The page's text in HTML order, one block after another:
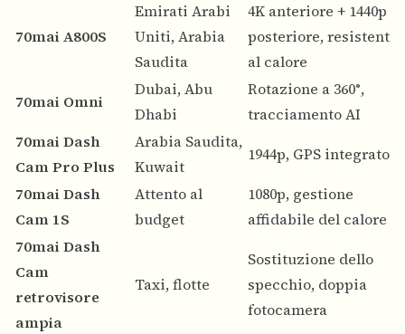
70mai A800S
Emirati Arabi
Uniti, Arabia
Saudita
4K anteriore + 1440p
posteriore, resistente
al calore
70mai Omni
Dubai, Abu
Dhabi
Rotazione a 360°,
tracciamento AI
70mai Dash
Cam Pro Plus
Arabia Saudita,
Kuwait
1944p, GPS integrato
70mai Dash
Cam 1S
Attento al
budget
1080p, gestione
affidabile del calore
70mai Dash
Cam
retrovisore
ampia
Taxi, flotte
Sostituzione dello
specchio, doppia
fotocamera